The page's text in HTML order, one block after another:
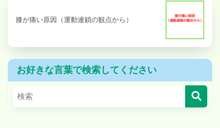
膝が痛い原因（運動連鎖の観点から）
お好きな言葉で検索してください